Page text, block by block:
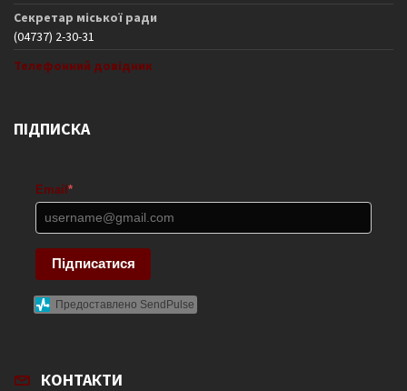
Секретар міської ради
(04737) 2-30-31
Телефонний довідник
ПІДПИСКА
Email *
Підписатися
Предоставлено SendPulse
КОНТАКТИ